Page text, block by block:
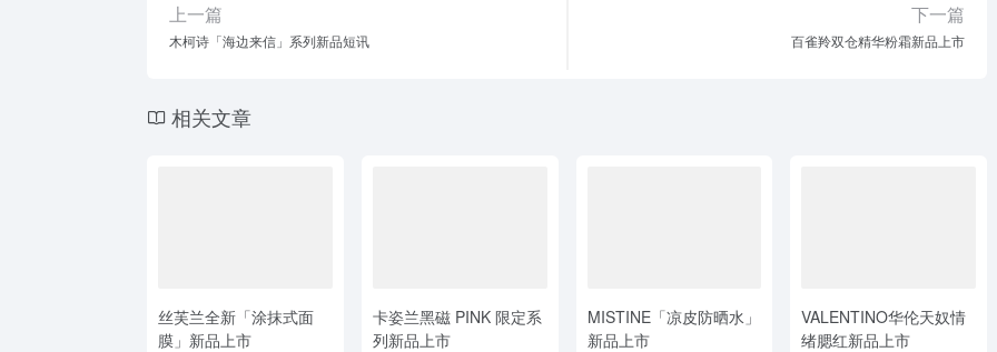
上一篇
木柯诗「海边来信」系列新品短讯
下一篇
百雀羚双仓精华粉霜新品上市
相关文章
丝芙兰全新「涂抹式面
膜」新品上市
卡姿兰黑磁 PINK 限定系
列新品上市
MISTINE「凉皮防晒水」
新品上市
VALENTINO华伦天奴情
绪腮红新品上市